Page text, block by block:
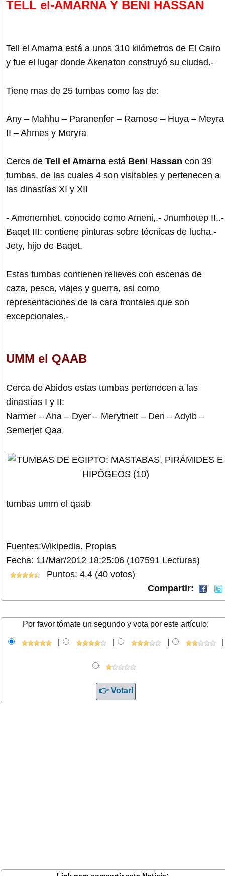
TELL el-AMARNA Y BENI HASSAN
Tell el Amarna está a unos 310 kilómetros de El Cairo
y fue el lugar donde Akenaton construyó su ciudad.-
Tiene mas de 25 tumbas como las de:
Any – Mahhu – Paranenfer – Ramose – Huya – Meyra
II – Ahmes y Meryra
Cerca de Tell el Amarna está Beni Hassan con 39
tumbas, de las cuales 4 son visitables y pertenecen a
las dinastías XI y XII
- Amenemhet, conocido como Ameni,.- Jnumhotep II,.-
Baqet III: contiene pinturas sobre técnicas de lucha.-
Jety, hijo de Baqet.
Estas tumbas contienen relieves con escenas de
caza, pesca, viajes y guerra, asi como
representaciones de la cara frontales que son
excepcionales.-
UMM el QAAB
Cerca de Abidos estas tumbas pertenecen a las
dinastías I y II:
Narmer – Aha – Dyer – Merytneit – Den – Adyib –
Semerjet Qaa
tumbas umm el qaab
Fuentes:Wikipedia. Propias
Fecha: 11/Mar/2012 18:25:06 (107591 Lecturas)
Puntos: 4.4 (40 votos)
Compartir:
Por favor tómate un segundo y vota por este artículo: